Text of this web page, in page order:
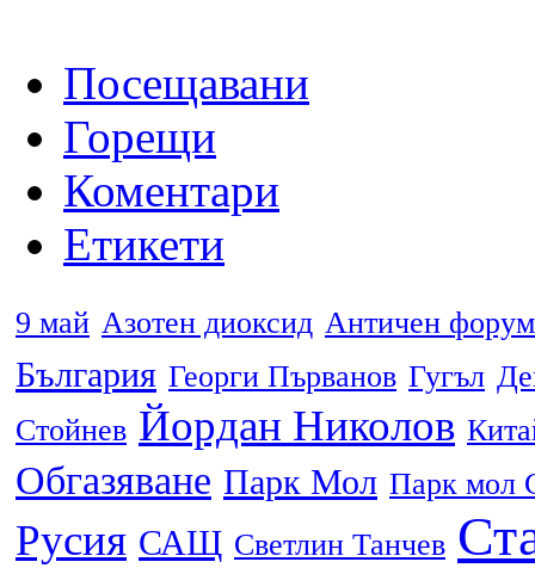
Посещавани
Горещи
Коментари
Етикети
9 май Азотен диоксид Античен форум
България Георги Първанов Гугъл
Стойнев Йордан Николов
Обгазяване Парк Мол Парк мол
Русия САЩ Светлин Танчев